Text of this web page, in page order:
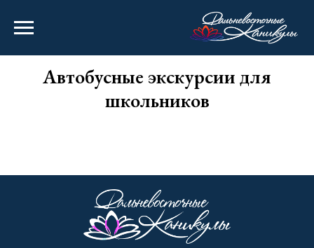
Автобусные экскурсии для
школьников